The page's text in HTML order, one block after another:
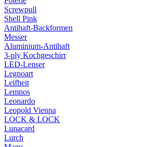
Screwpull
Shell Pink
Antihaft-Backformen
Messer
Aluminium-Antihaft
3-ply Kochgeschirr
LED-Lenser
Legnoart
Leifheit
Lemnos
Leonardo
Leopold Vienna
LOCK & LOCK
Lunacard
Lurch